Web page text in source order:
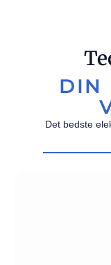
DIN
Det bedste